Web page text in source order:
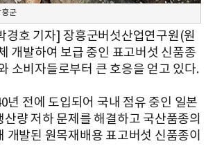
군
경호 기자] 장흥군버섯산업연구원(원
개발하여 보급 중인 표고버섯 신품종
소비자들로부터 큰 호응을 얻고 있다.
년 전에 도입되어 국내 점유 중인 일본
량 저하 문제를 해결하고 국산품종의
개발된 원목재배용 표고버섯 신품종이